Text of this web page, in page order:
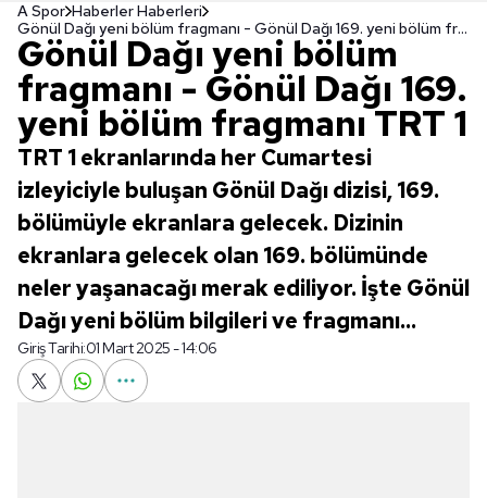
A Spor Haberler Haberleri
Gönül Dağı yeni bölüm fragmanı - Gönül Dağı 169. yeni bölüm fragmanı TRT 1
Gönül Dağı yeni bölüm
fragmanı - Gönül Dağı 169.
yeni bölüm fragmanı TRT 1
TRT 1 ekranlarında her Cumartesi
izleyiciyle buluşan Gönül Dağı dizisi, 169.
bölümüyle ekranlara gelecek. Dizinin
ekranlara gelecek olan 169. bölümünde
neler yaşanacağı merak ediliyor. İşte Gönül
Dağı yeni bölüm bilgileri ve fragmanı...
Giriş Tarihi:01 Mart 2025 - 14:06